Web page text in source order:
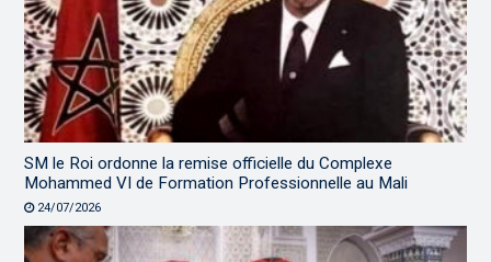
SM le Roi ordonne la remise officielle du Complexe
Mohammed VI de Formation Professionnelle au Mali
24/07/2026